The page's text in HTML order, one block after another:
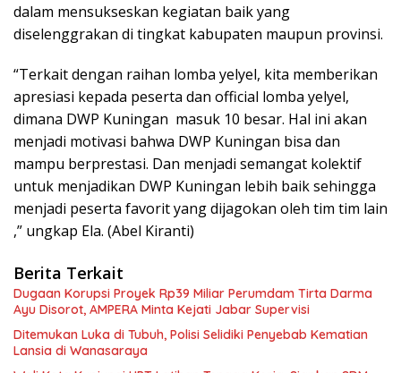
dalam mensukseskan kegiatan baik yang
diselenggrakan di tingkat kabupaten maupun provinsi.
“Terkait dengan raihan lomba yelyel, kita memberikan
apresiasi kepada peserta dan official lomba yelyel,
dimana DWP Kuningan masuk 10 besar. Hal ini akan
menjadi motivasi bahwa DWP Kuningan bisa dan
mampu berprestasi. Dan menjadi semangat kolektif
untuk menjadikan DWP Kuningan lebih baik sehingga
menjadi peserta favorit yang dijagokan oleh tim tim lain
,” ungkap Ela. (Abel Kiranti)
Berita Terkait
Dugaan Korupsi Proyek Rp39 Miliar Perumdam Tirta Darma
Ayu Disorot, AMPERA Minta Kejati Jabar Supervisi
Ditemukan Luka di Tubuh, Polisi Selidiki Penyebab Kematian
Lansia di Wanasaraya